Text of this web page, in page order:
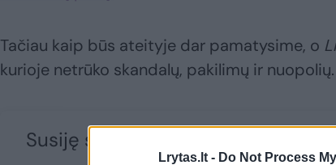
Lrytas.lt - Do Not Process
Tačiau kaip būs ateityje dar pamatysime, o
kurioje netrūko skandalų, pakilimų ir nuopolių.
Susiję straipsniai